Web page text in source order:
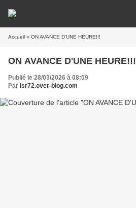
Accueil » ON AVANCE D'UNE HEURE!!!
ON AVANCE D'UNE HEURE!!!
Publié le 28/03/2026 à 08:09
Par lsr72.over-blog.com